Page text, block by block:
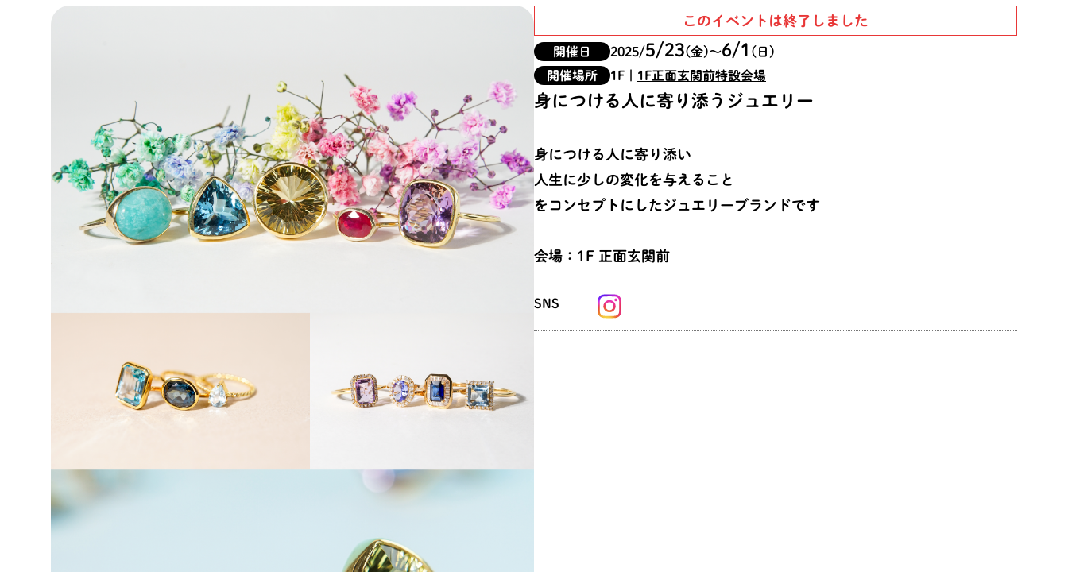
このイベントは終了しました
開催日 2025/5/23(金)〜6/1 (日)
開催場所
1F 1F正面玄関前特設会場
身につける人に寄り添うジュエリー
身につける人に寄り添い
人生に少しの変化を与えること
をコンセプトにしたジュエリーブランドです
会場：1F 正面玄関前
SNS